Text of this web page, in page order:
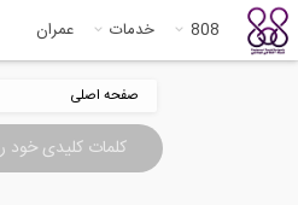
808 خدمات عمران
صفحه اصلی